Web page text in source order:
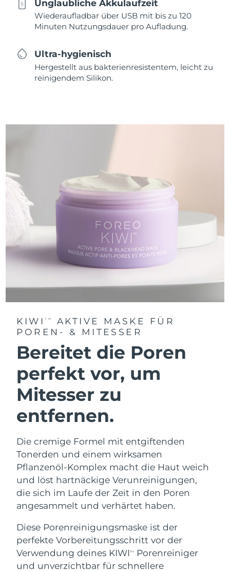
Unglaubliche Akkulaufzeit
Wiederaufladbar über USB mit bis zu 120
Minuten Nutzungsdauer pro Aufladung.
Ultra-hygienisch
Hergestellt aus bakterienresistentem, leicht zu
reinigendem Silikon.
KIWITM
AKTIVE MASKE FÜR
POREN- & MITESSER
Bereitet die Poren
perfekt vor, um
Mitesser zu
entfernen.
Die cremige Formel mit entgiftenden
Tonerden und einem wirksamen
Pflanzenöl-Komplex macht die Haut weich
und löst hartnäckige Verunreinigungen,
die sich im Laufe der Zeit in den Poren
angesammelt und verhärtet haben.
Diese Porenreinigungsmaske ist der
perfekte Vorbereitungsschritt vor der
Verwendung deines KIWITM
Porenreiniger
und unverzichtbar für schnellere